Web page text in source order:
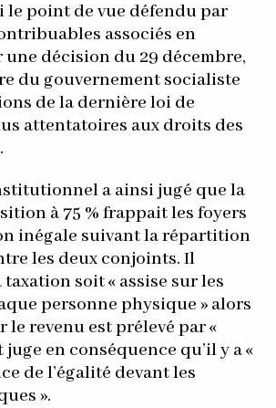
le point de vue défendu par
associés en
décision du 29 décembre,
du gouvernement socialiste
de la dernière loi de
attentatoires aux droits des
a ainsi jugé que la
à 75 % frappait les foyers
inégale suivant la répartition
les deux conjoints. Il
soit « assise sur les
personne physique » alors
le revenu est prélevé par «
juge en conséquence qu’il y a «
de l’égalité devant les
».